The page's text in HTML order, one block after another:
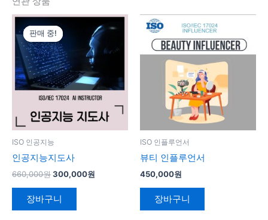
판매 중!
판매 중!
ISO 인공지능
인공지능지도사
660,000원
원
래
가
격:
660,000
원.
300,000원
현
재
가
격:
300,000
장바구니
ISO 인플루언서
뷰티 인플루언서
450,000원
장바구니